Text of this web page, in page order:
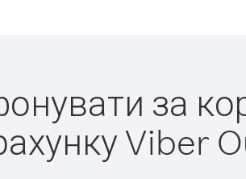
за
Viber